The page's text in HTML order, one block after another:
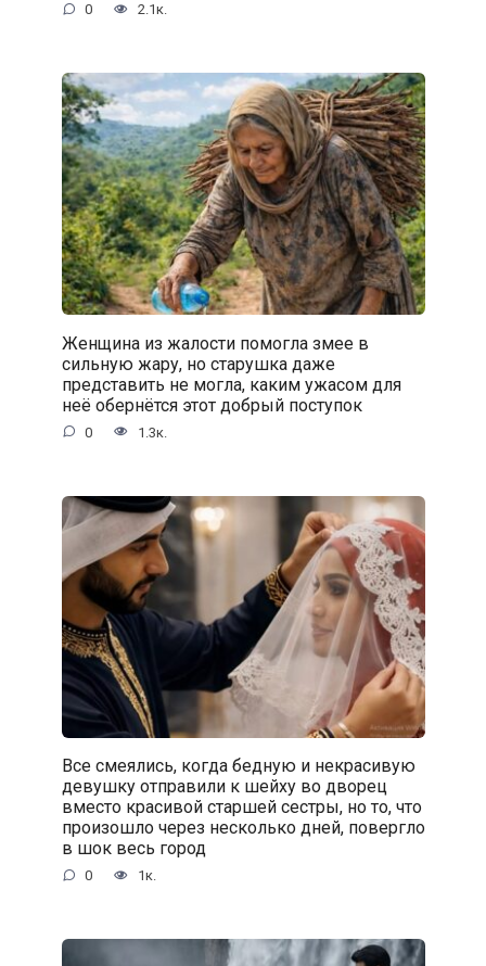
0 2.1к.
Женщина из жалости помогла змее в
сильную жару, но старушка даже
представить не могла, каким ужасом для
неё обернётся этот добрый поступок
0 1.3к.
Все смеялись, когда бедную и некрасивую
девушку отправили к шейху во дворец
вместо красивой старшей сестры, но то, что
произошло через несколько дней, повергло
в шок весь город
0 1к.